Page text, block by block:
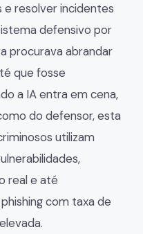
e resolver incidentes
defensivo por
procurava abrandar
que fosse
a IA entra em cena,
do defensor, esta
utilizam
real e até
com taxa de